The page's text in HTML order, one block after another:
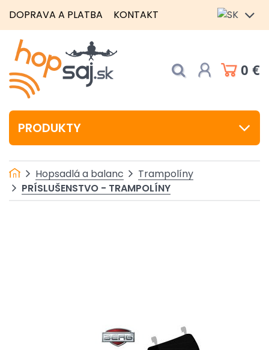
DOPRAVA A PLATBA KONTAKT
0 €
PRODUKTY
Hopsadlá a balanc
Trampolíny
PRÍSLUŠENSTVO - TRAMPOLÍNY